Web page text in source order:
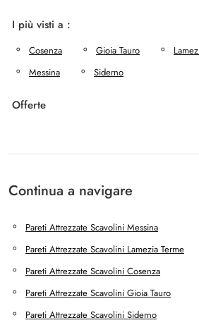
I più visti a :
Cosenza Gioia Tauro
Messina
Siderno
Offerte
Continua a navigare
Pareti Attrezzate Scavolini Messina
Pareti Attrezzate Scavolini Lamezia Terme
Pareti Attrezzate Scavolini Cosenza
Pareti Attrezzate Scavolini Gioia Tauro
Pareti Attrezzate Scavolini Siderno